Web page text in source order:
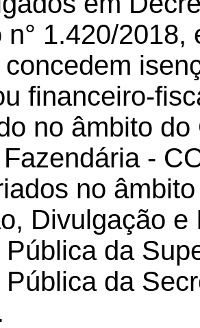
n° 1.420/
concedem
financeiro-
no âmbito
-
no
Divulgação
Pública da
Pública da